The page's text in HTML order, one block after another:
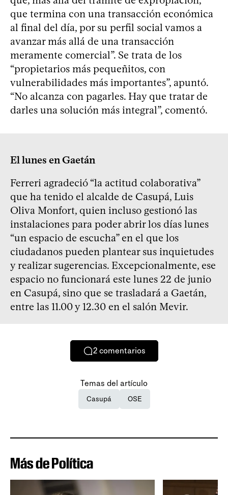
que termina con una transacción económica
al final del día, por su perfil social vamos a
avanzar más allá de una transacción
meramente comercial”. Se trata de los
“propietarios más pequeñitos, con
vulnerabilidades más importantes”, apuntó.
“No alcanza con pagarles. Hay que tratar de
darles una solución más integral”, comentó.
El lunes en Gaetán
Ferreri agradeció “la actitud colaborativa”
que ha tenido el alcalde de Casupá, Luis
Oliva Monfort, quien incluso gestionó las
instalaciones para poder abrir los días lunes
“un espacio de escucha” en el que los
ciudadanos pueden plantear sus inquietudes
y realizar sugerencias. Excepcionalmente, ese
espacio no funcionará este lunes 22 de junio
en Casupá, sino que se trasladará a Gaetán,
entre las 11.00 y 12.30 en el salón Mevir.
2 comentarios
Temas del artículo
Casupá OSE
Más de Política